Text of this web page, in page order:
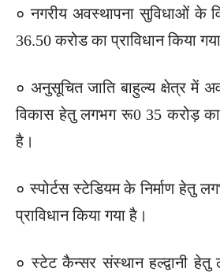
० नगरीय अवस्थापना सुविधाओं के
36.50 करोड का प्राविधान किया
० अनुसूचित जाति बाहुल्य क्षेत्र में
विकास हेतु लगभग रू0 35 करोड़ का
है।
० स्पोर्टस स्टेडियम के निर्माण हेतु
प्राविधान किया गया है।
० स्टेट कैन्सर संस्थान हल्द्वानी